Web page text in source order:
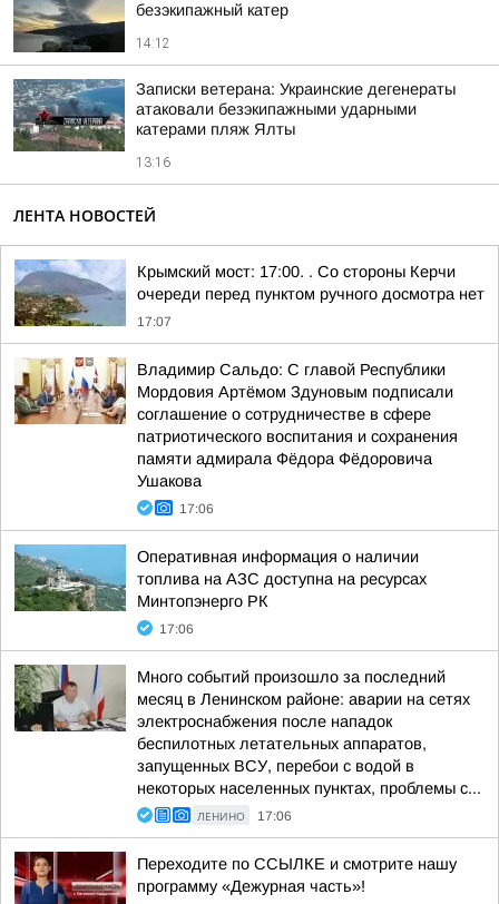
безэкипажный катер
14:12
Записки ветерана: Украинские дегенераты
атаковали безэкипажными ударными
катерами пляж Ялты
13:16
ЛЕНТА НОВОСТЕЙ
Крымский мост: 17:00. . Со стороны Керчи
очереди перед пунктом ручного досмотра нет
17:07
Владимир Сальдо: С главой Республики
Мордовия Артёмом Здуновым подписали
соглашение о сотрудничестве в сфере
патриотического воспитания и сохранения
памяти адмирала Фёдора Фёдоровича
Ушакова
17:06
Оперативная информация о наличии
топлива на АЗС доступна на ресурсах
Минтопэнерго РК
17:06
Много событий произошло за последний
месяц в Ленинском районе: аварии на сетях
электроснабжения после нападок
беспилотных летательных аппаратов,
запущенных ВСУ, перебои с водой в
некоторых населенных пунктах, проблемы с...
ЛЕНИНО 17:06
Переходите по ССЫЛКЕ и смотрите нашу
программу «Дежурная часть»!